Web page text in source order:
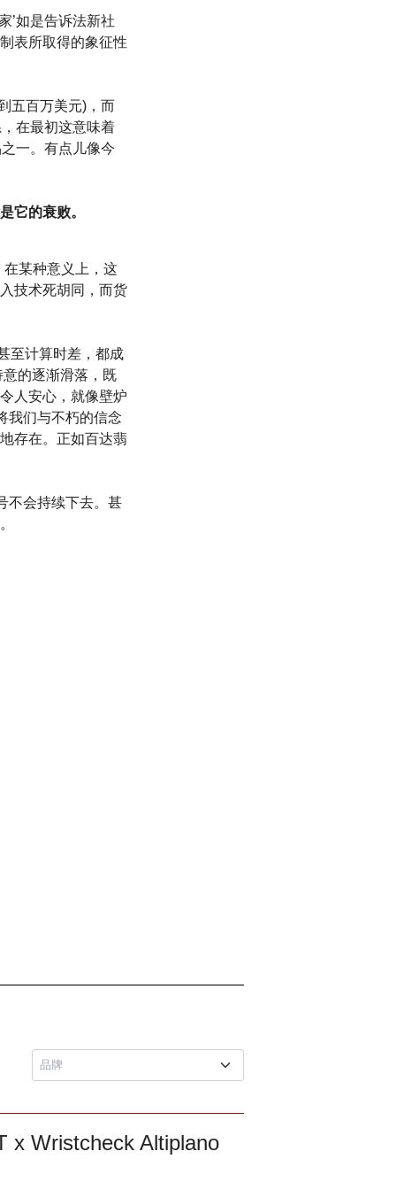
’如是告诉法新社
表所取得的象征性
五百万美元)，而
在最初这意味着
一。有点儿像今
它的衰败。
某种意义上，这
技术死胡同，而货
至计算时差，都成
意的逐渐滑落，既
人安心，就像壁炉
我们与不朽的信念
存在。正如百达翡
不会持续下去。甚
x Wristcheck Altiplano